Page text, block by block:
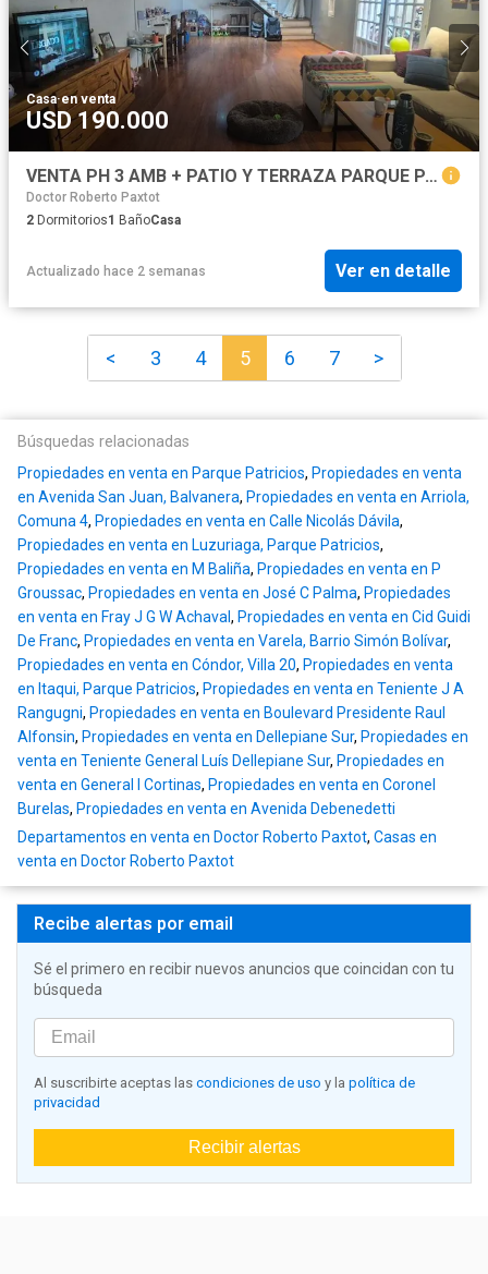
Casa·en venta
USD 190.000
VENTA PH 3 AMB + PATIO Y TERRAZA PARQUE PATRICIOS
Doctor Roberto Paxtot
2 Dormitorios1 BañoCasa
Actualizado hace 2 semanas Ver en detalle
< 3 4 5 6 7 >
Búsquedas relacionadas
Propiedades en venta en Parque Patricios, Propiedades en venta
en Avenida San Juan, Balvanera, Propiedades en venta en Arriola,
Comuna 4, Propiedades en venta en Calle Nicolás Dávila,
Propiedades en venta en Luzuriaga, Parque Patricios,
Propiedades en venta en M Baliña, Propiedades en venta en P
Groussac, Propiedades en venta en José C Palma, Propiedades
en venta en Fray J G W Achaval, Propiedades en venta en Cid Guidi
De Franc, Propiedades en venta en Varela, Barrio Simón Bolívar,
Propiedades en venta en Cóndor, Villa 20, Propiedades en venta
en Itaqui, Parque Patricios, Propiedades en venta en Teniente J A
Rangugni, Propiedades en venta en Boulevard Presidente Raul
Alfonsin, Propiedades en venta en Dellepiane Sur, Propiedades en
venta en Teniente General Luís Dellepiane Sur, Propiedades en
venta en General I Cortinas, Propiedades en venta en Coronel
Burelas, Propiedades en venta en Avenida Debenedetti
Departamentos en venta en Doctor Roberto Paxtot, Casas en
venta en Doctor Roberto Paxtot
Recibe alertas por email
Sé el primero en recibir nuevos anuncios que coincidan con tu
búsqueda
Al suscribirte aceptas las condiciones de uso y la política de
privacidad
Recibir alertas